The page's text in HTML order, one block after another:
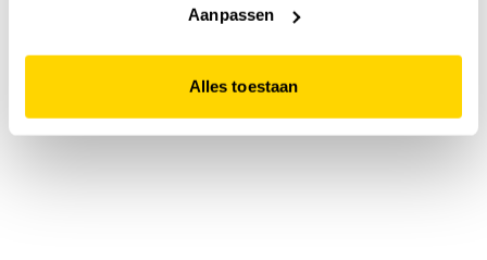
website niet optimaal functioneert.
Aanpassen
Alles toestaan